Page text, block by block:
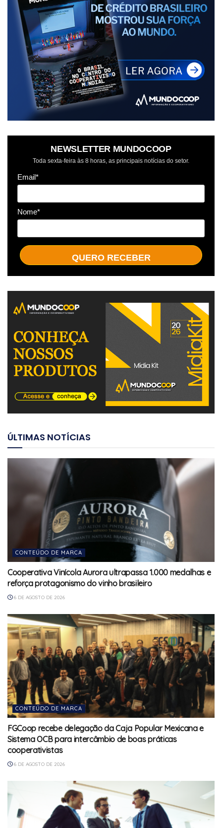
NEWSLETTER MUNDOCOOP
Toda sexta-feira às 8 horas, as principais notícias do setor.
Email*
Nome*
QUERO RECEBER
ÚLTIMAS NOTÍCIAS
CONTEÚDO DE MARCA
Cooperativa Vinícola Aurora ultrapassa 1.000 medalhas e
reforça protagonismo do vinho brasileiro
6 DE AGOSTO DE 2026
CONTEÚDO DE MARCA
FGCoop recebe delegação da Caja Popular Mexicana e
Sistema OCB para intercâmbio de boas práticas
cooperativistas
6 DE AGOSTO DE 2026